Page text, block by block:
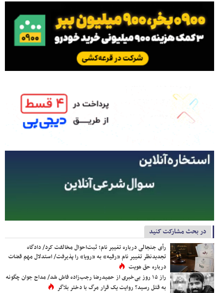
در بحث مشارکت کنید
رأی جنجالی درباره تغییر نام؛ ثبت‌احوال مخالفت کرد/ دادگاه
تجدیدنظر تغییر نام «رقیه» به «رویا» را پذیرفت/ استدلال مهم قضات
درباره حق هویت
راز ۱۵ روز بی‌خبری از حمیدرضا رجب‌زاده فاش شد/ مداح جوان چگونه
به قتل رسید؟ روایت یک قرار مرگ با دختر بلاگر